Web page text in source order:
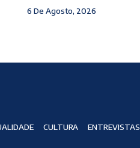
6 De Agosto, 2026
CULTURA ENTREVISTAS